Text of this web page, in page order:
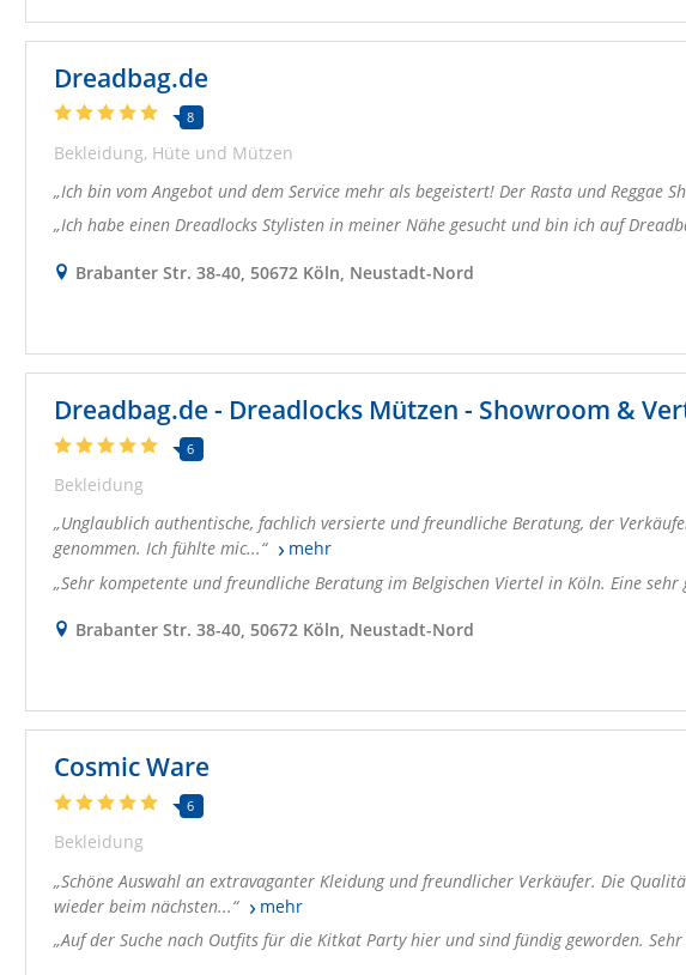
Dreadbag.de
8
Bekleidung Hüte und Mützen
Ich bin vom Angebot und dem Service mehr als begeistert! Der Rasta und Reggae
Ich habe einen Dreadlocks Stylisten in meiner Nähe gesucht und bin ich auf
Brabanter Str. 38-40, 50672 Köln, Neustadt-Nord
Dreadbag.de - Dreadlocks Mützen - Showroom &
6
Bekleidung
Unglaublich authentische, fachlich versierte und freundliche Beratung, der
genommen. Ich fühlte mic...
mehr
Sehr kompetente und freundliche Beratung im Belgischen Viertel in Köln. Eine sehr
Brabanter Str. 38-40, 50672 Köln, Neustadt-Nord
Cosmic Ware
6
Bekleidung
Schöne Auswahl an extravaganter Kleidung und freundlicher Verkäufer. Die
wieder beim nächsten...
mehr
Auf der Suche nach Outfits für die Kitkat Party hier und sind fündig geworden. Sehr